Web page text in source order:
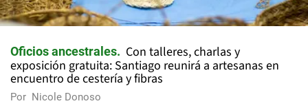
Oficios ancestrales
Con talleres, charlas y
exposición gratuita: Santiago reunirá a artesanas en
encuentro de cestería y fibras
Por Nicole Donoso